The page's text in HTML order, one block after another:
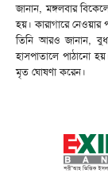
জানান, মঙ্গলবার
হয়। কারাগারে
তিনি আরও জানান,
হাসপাতালে পাঠানো
মৃত ঘোষণা করেন।